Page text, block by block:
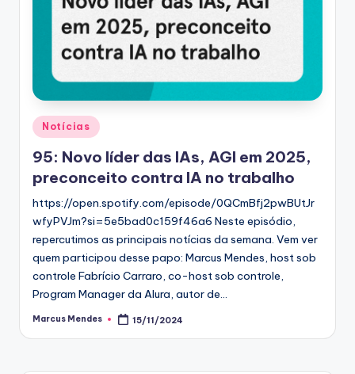
Posted
in
Notícias
95: Novo líder das IAs, AGI em 2025,
preconceito contra IA no trabalho
https://open.spotify.com/episode/0QCmBfj2pwBUtJr
wfyPVJm?si=5e5bad0c159f46a6 Neste episódio,
repercutimos as principais notícias da semana. Vem ver
quem participou desse papo: Marcus Mendes, host sob
controle Fabrício Carraro, co-host sob controle,
Program Manager da Alura, autor de…
Posted
Marcus Mendes 15/11/2024